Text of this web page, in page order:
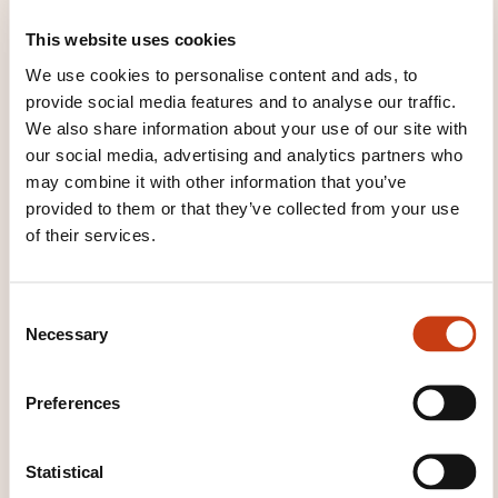
This website uses cookies
We use cookies to personalise content and ads, to
provide social media features and to analyse our traffic.
We also share information about your use of our site with
our social media, advertising and analytics partners who
may combine it with other information that you’ve
provided to them or that they’ve collected from your use
of their services.
Necessary
Preferences
Statistical
en 1995, le premier centre d’accueil jour et nuit pour
jeunes parents en 2013 et le premier centre d’accueil
pour victimes de la traite des êtres humains en 2019.
La FMPO est co-initiateur de la création d’un service
de consultation pour hommes en 2012 et en 2020 de
la Helpline violence domestique.
inacceptable, qu’elle soit physique, psychologique,
sexuelle, économique, institutionnelle ou structurelle
jour de manière inconditionnelle dans la prévention
domestique et toute autre sorte de violence.